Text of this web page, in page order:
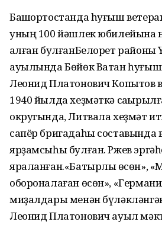
Башҡортостанда һуғыш
уның 100 йәшлек юбилейына
ҡалған булғанБелорет районы
ауылында Бөйөк Ватан
Леонид Платонович Копытов
1940 йылда хеҙмәткә
округында, Литвала хеҙмәт
сапёр бригадаһы составында
ярҙамсыһы булған. Ржев
яраланған.«Батырлыҡ өсөн»,
обороналаған өсөн»,
миҙалдары менән
Леонид Платонович ауыл